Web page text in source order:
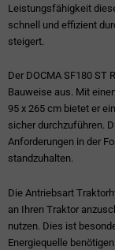
Leistungsfähigkeit
schnell und effizient
steigert.
Der DOCMA SF180 ST
Bauweise aus. Mit
95 x 265 cm bietet er
sicher durchzuführen.
Anforderungen in der
standzuhalten.
Die Antriebsart
an Ihren Traktor
nutzen. Dies ist
Energiequelle